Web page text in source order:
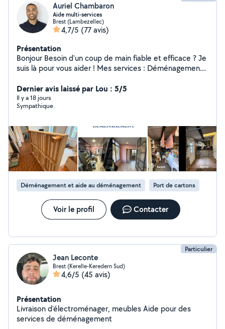
Auriel Chambaron
Aide multi-services
Brest (Lambezellec)
4,7/5 (77 avis)
Présentation
Bonjour Besoin d'un coup de main fiable et efficace ? Je
suis là pour vous aider ! Mes services : Déménagement
Montage de meubles & petit bricolage Nettoyage
(logement, voiture, fin de chantier, remise en état)
Garde d'animaux Sérieux, ponctuel et soigneux Matériel
Mon objectif : vous simplifier la vie avec un service
rapide et de qualité. N'hésitez pas à me contacter, je
réponds rapidement À très bientôt !
Dernier avis laissé par Lou : 5/5
Il y a 18 jours
Sympathique.
Déménagement et aide au déménagement Port de cartons
Voir le profil Contacter
Particulier
Jean Leconte
Brest (Kerelle-Keredern Sud)
4,6/5 (45 avis)
Présentation
Livraison d'électroménager, meubles Aide pour des
services de déménagement